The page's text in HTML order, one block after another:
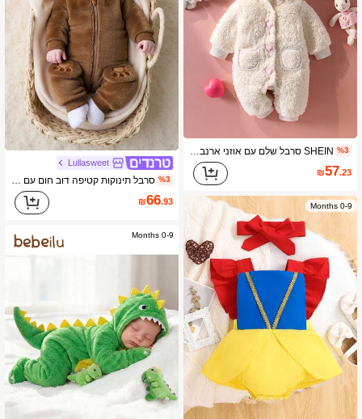
%3 SHEIN סרבל שלם עם אוזני ארנב לתינוק, שרוולים ארוכים ומכנסיים
₪57.23
0-9 Months
Lullasweet
%3 סרבל תינוקות קטיפה דוב חום עם קפוצ'ון, סרבל פליז עבה, בגדי תינוקות רכים ורפויים חמודים ומצחיקים לשני המינים, מתאים לבנים ולבנות, ללבישה יומיומית או לטיולים, 0-9 חודשים
₪66.93
0-9 Months